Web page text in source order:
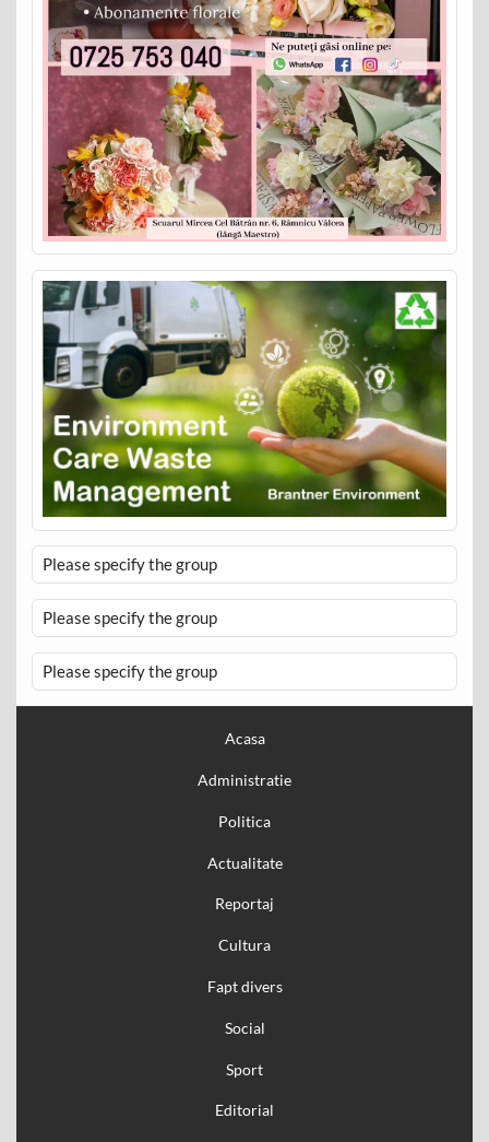
Please specify the group
Please specify the group
Please specify the group
Acasa
Administratie
Politica
Actualitate
Reportaj
Cultura
Fapt divers
Social
Sport
Editorial